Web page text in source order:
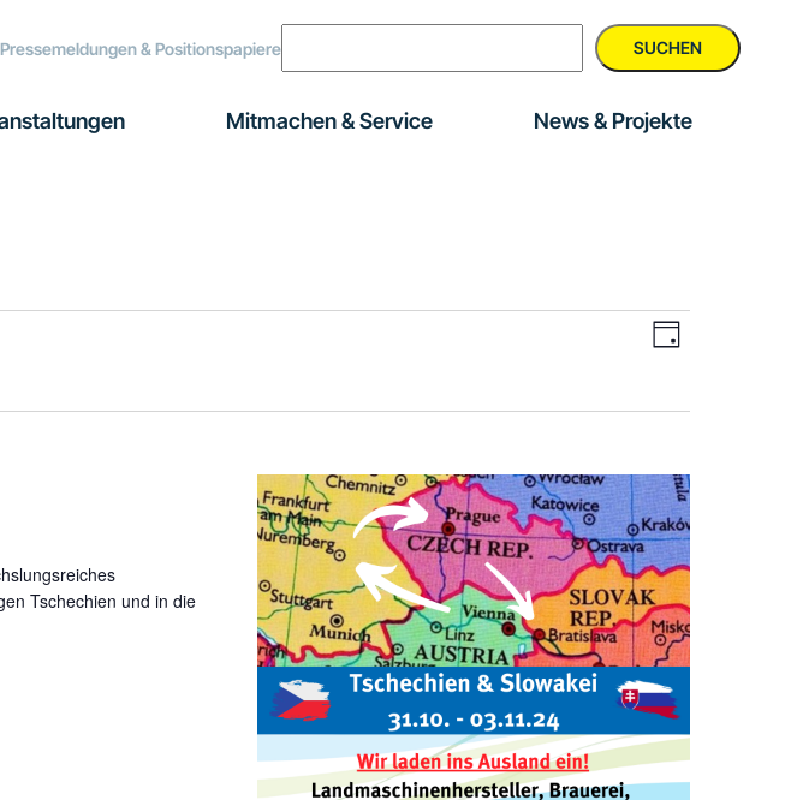
Pressemeldungen & Positionspapiere SUCHEN
Mitmachen & Service News & Projekte
Tag
Tschechien und in die